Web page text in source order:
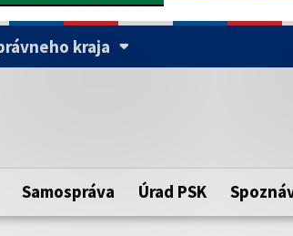
kraja
samosprávneho kraja.
Samospráva Úrad PSK